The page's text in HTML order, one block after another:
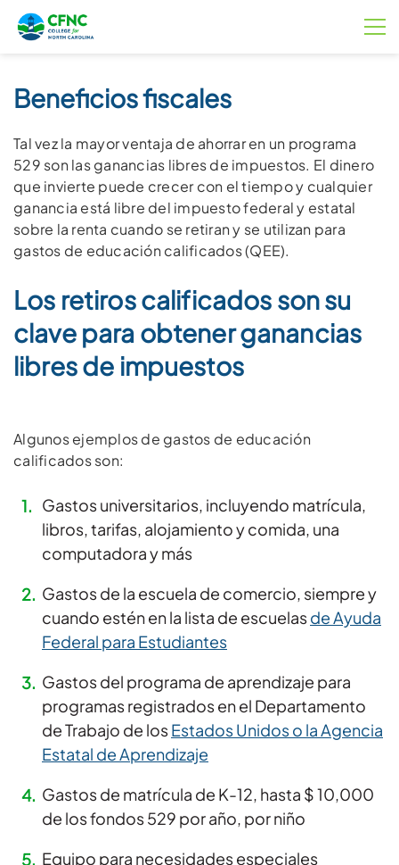
Beneficios fiscales
Tal vez la mayor ventaja de ahorrar en un programa
529 son las ganancias libres de impuestos. El dinero
que invierte puede crecer con el tiempo y cualquier
ganancia está libre del impuesto federal y estatal
sobre la renta cuando se retiran y se utilizan para
gastos de educación calificados (QEE).
Los retiros calificados son su
clave para obtener ganancias
libres de impuestos
Algunos ejemplos de gastos de educación
calificados son:
Gastos universitarios, incluyendo matrícula,
libros, tarifas, alojamiento y comida, una
computadora y más
Gastos de la escuela de comercio, siempre y
cuando estén en la lista de escuelasde Ayuda
Federal para Estudiantes
Gastos del programa de aprendizaje para
programas registrados en el Departamento
de Trabajo de losEstados Unidos o la Agencia
Estatal de Aprendizaje
Gastos de matrícula de K-12, hasta $ 10,000
de los fondos 529 por año, por niño
Equipo para necesidades especiales